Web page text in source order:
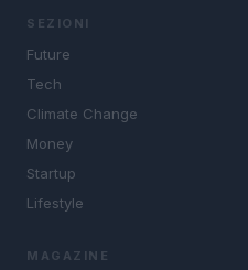
SEZIONI
Future
Tech
Climate Change
Money
Startup
Lifestyle
MAGAZINE